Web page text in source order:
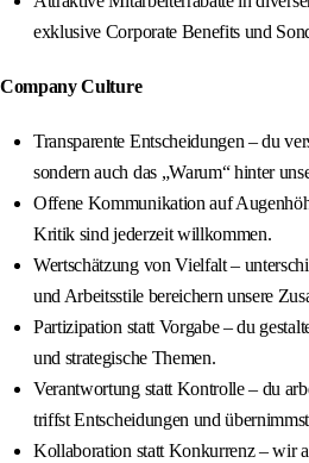
exklusive Corporate Benefits und
Company Culture
Transparente Entscheidungen – du
sondern auch das „Warum“ hinter
Offene Kommunikation auf
Kritik sind jederzeit willkommen.
Wertschätzung von Vielfalt –
und Arbeitsstile bereichern unsere
Partizipation statt Vorgabe – du
und strategische Themen.
Verantwortung statt Kontrolle – du
triffst Entscheidungen und
Kollaboration statt Konkurrenz – wir